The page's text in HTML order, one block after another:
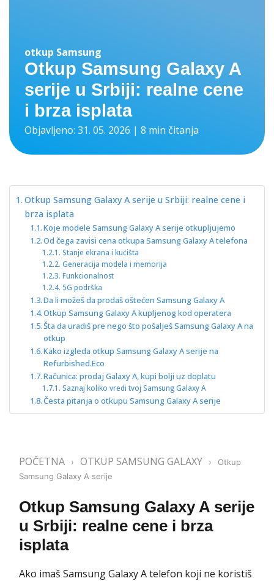
otkup Samsung
Otkup Samsung Galaxy A
serije u Srbiji: realne cene
i brza isplata
Objavljeno: 31. 05. 2026 | 8 min čitanja
Otkup Samsung Galaxy A serije u Srbiji: realne cene i
brza isplata
Koje modele Samsung Galaxy A serije otkupljujemo
Od čega zavisi cena otkupa Samsung Galaxy A telefona
Stanje ekrana i kućišta
Generacija modela i memorija
Funkcionalnost
5G podrška
Da li možeš da prodaš oštećen Samsung Galaxy A
Otkup Samsung Galaxy A kupljenog kod operatera
Šta da uradiš pre nego što pošalješ Samsung Galaxy A na
otkup
Kako izgleda otkup Samsung Galaxy A serije na
Refurbished.Eco
Računica: prodaj Galaxy A, kupi bolji uz doplatu
Saznaj koliko vredi tvoj Samsung Galaxy A
Česta pitanja o otkupu Samsung Galaxy A serije
POČETNA › OTKUP SAMSUNG GALAXY ›
Otkup
Samsung Galaxy A serije
Otkup Samsung Galaxy A serije
u Srbiji: realne cene i brza
isplata
Ako imaš Samsung Galaxy A telefon koji ne koristiš